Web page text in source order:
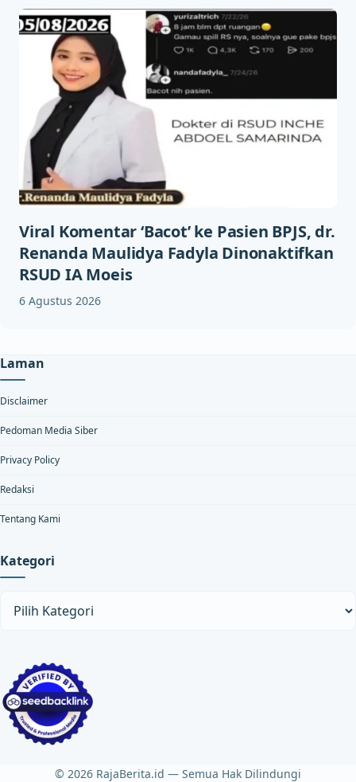
Viral Komentar ‘Bacot’ ke Pasien BPJS, dr.
Renanda Maulidya Fadyla Dinonaktifkan
RSUD IA Moeis
6 Agustus 2026
Laman
Disclaimer
Pedoman Media Siber
Privacy Policy
Redaksi
Tentang Kami
Kategori
© 2026 RajaBerita.id — Semua Hak Dilindungi